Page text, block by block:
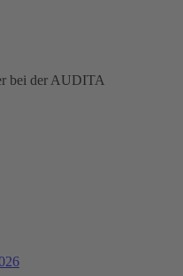
bei der AUDITA